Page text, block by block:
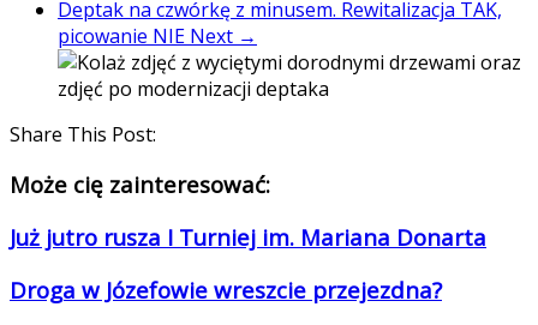
Deptak na czwórkę z minusem. Rewitalizacja TAK,
picowanie NIE Next →
Share This Post:
Może cię zainteresować:
Już jutro rusza I Turniej im. Mariana Donarta
Droga w Józefowie wreszcie przejezdna?